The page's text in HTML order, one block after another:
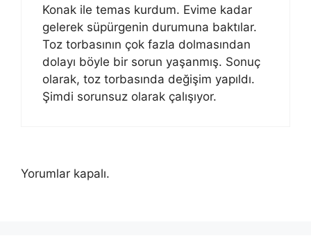
Konak ile temas kurdum. Evime kadar
gelerek süpürgenin durumuna baktılar.
Toz torbasının çok fazla dolmasından
dolayı böyle bir sorun yaşanmış. Sonuç
olarak, toz torbasında değişim yapıldı.
Şimdi sorunsuz olarak çalışıyor.
Yorumlar kapalı.